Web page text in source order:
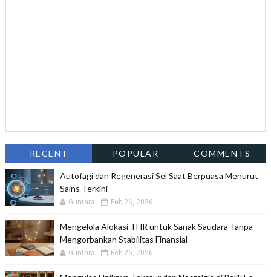
RECENT POPULAR COMMENTS
Autofagi dan Regenerasi Sel Saat Berpuasa Menurut
Sains Terkini
Guntara Feb 26, 2026
Mengelola Alokasi THR untuk Sanak Saudara Tanpa
Mengorbankan Stabilitas Finansial
Guntara Feb 26, 2026